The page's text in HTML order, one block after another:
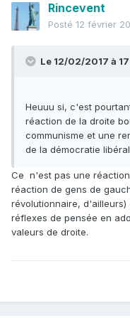
Rincevent
Posté 12 février
Le 12/02/2017 à
Heuuu si, c'est
réaction de la droite
communisme et une
de la démocratie
Ce n'est pas une
réaction de gens de
révolutionnaire,
réflexes de pensée en
valeurs de droite.